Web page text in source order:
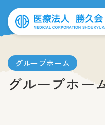
グループホーム
グループホー